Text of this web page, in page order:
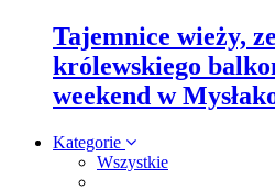
Tajemnice wieży,
królewskiego
weekend w
Kategorie
Wszystkie